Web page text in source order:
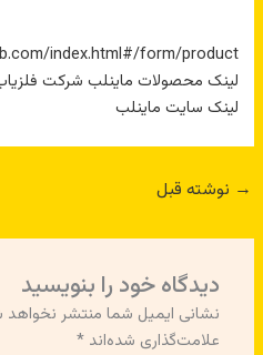
index.html#/form/product
لینک محصولات ماینلب شرکت
لینک سایت ماینلب
→ نوشته قبل
دیدگاه‌ خود را بنویسید
نشانی ایمیل شما منتشر نخواهد
علامت‌گذاری شده‌اند*